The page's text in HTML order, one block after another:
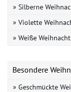
» Silberne
» Violette
» Weiße
Besondere
» Geschmückte